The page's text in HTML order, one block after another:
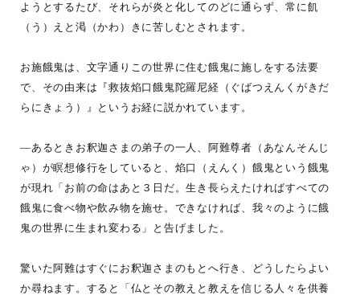
ようとするたび、それらが炎と化してのどに通らず、常に飢
（う）えと渇（かわ）きに苦しむとされます。
お施餓鬼は、文字通りこの世界に住む餓鬼に施しをする法要
で、その由来は『救抜焰口餓鬼陀羅尼経（ぐばつえんくがきだ
らにきょう）』というお経に説かれています。
—あるときお釈迦さまの弟子の一人、阿難尊者（あなんそんじ
ゃ）が瞑想修行をしていると、焰口（えんく）餓鬼という餓鬼
が現れ「お前の命はあと３日だ。生き長らえたければすべての
餓鬼に食べ物や飲み物を施せ。できなければ、我々のように餓
鬼の世界に生まれ変わる」と告げました。
驚いた阿難はすぐにお釈迦さまのもとへ行き、どうしたらよい
か尋ねます。すると「仏とその教えと教えを信じる人々を供養